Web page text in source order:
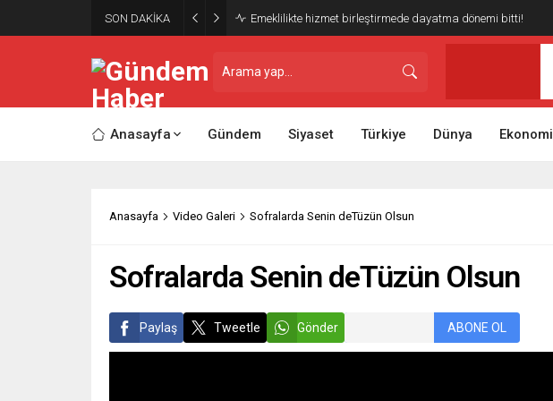
SON DAKİKA Emeklilikte hizmet birleştirmede dayatma dönemi bitti!
Anasayfa Gündem Siyaset Türkiye Dünya Ekonomi
Anasayfa Video Galeri Sofralarda Senin deTüzün Olsun
Sofralarda Senin deTüzün Olsun
Paylaş Tweetle Gönder ABONE OL